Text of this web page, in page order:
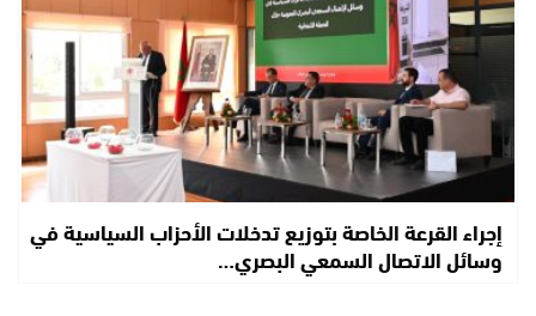
إجراء القرعة الخاصة بتوزيع تدخلات الأحزاب السياسية في
وسائل الاتصال السمعي البصري…